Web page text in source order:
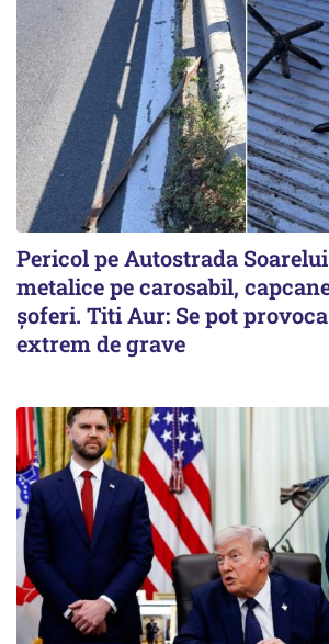
Pericol pe Autostrada
metalice pe carosabil,
șoferi. Titi Aur: Se pot
extrem de grave